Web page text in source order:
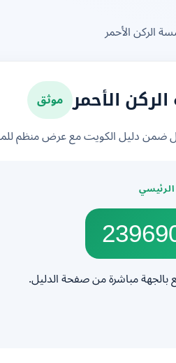
الركن الأحمر
الأحمر
موثق
ضمن دليل الكويت مع عرض منظم
مباشرة من صفحة الدليل.